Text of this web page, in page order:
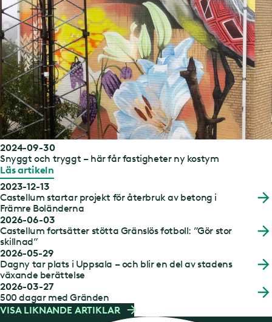
2024-09-30
Snyggt och tryggt – här får fastigheter ny kostym
Läs artikeln
2023-12-13
Castellum startar projekt för återbruk av betong i
Främre Boländerna
2026-06-03
Castellum fortsätter stötta Gränslös fotboll: ”Gör stor
skillnad”
2026-05-29
Dagny tar plats i Uppsala – och blir en del av stadens
växande berättelse
2026-03-27
500 dagar med Gränden
VISA LIKNANDE ARTIKLAR